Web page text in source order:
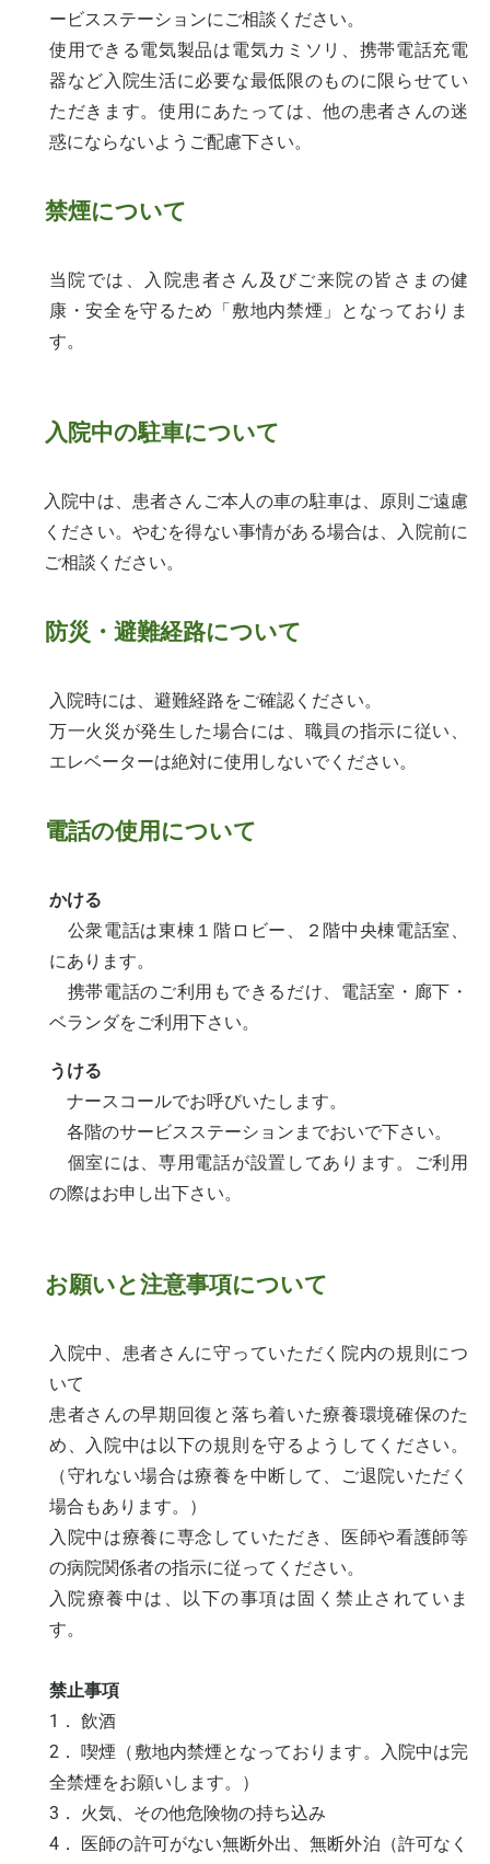
ービスステーションにご相談ください。
使用できる電気製品は電気カミソリ、携帯電話充電
器など入院生活に必要な最低限のものに限らせてい
ただきます。使用にあたっては、他の患者さんの迷
惑にならないようご配慮下さい。
禁煙について
当院では、入院患者さん及びご来院の皆さまの健
康・安全を守るため「敷地内禁煙」となっておりま
す。
入院中の駐車について
入院中は、患者さんご本人の車の駐車は、原則ご遠慮
ください。やむを得ない事情がある場合は、入院前に
ご相談ください。
防災・避難経路について
入院時には、避難経路をご確認ください。
万一火災が発生した場合には、職員の指示に従い、
エレベーターは絶対に使用しないでください。
電話の使用について
かける
公衆電話は東棟１階ロビー、２階中央棟電話室、
にあります。
携帯電話のご利用もできるだけ、電話室・廊下・
ベランダをご利用下さい。
うける
ナースコールでお呼びいたします。
各階のサービスステーションまでおいで下さい。
個室には、専用電話が設置してあります。ご利用
の際はお申し出下さい。
お願いと注意事項について
入院中、患者さんに守っていただく院内の規則につ
いて
患者さんの早期回復と落ち着いた療養環境確保のた
め、入院中は以下の規則を守るようしてください。
（守れない場合は療養を中断して、ご退院いただく
場合もあります。）
入院中は療養に専念していただき、医師や看護師等
の病院関係者の指示に従ってください。
入院療養中は、以下の事項は固く禁止されていま
す。
禁止事項
1． 飲酒
2． 喫煙（敷地内禁煙となっております。入院中は完
全禁煙をお願いします。）
3． 火気、その他危険物の持ち込み
4． 医師の許可がない無断外出、無断外泊（許可なく